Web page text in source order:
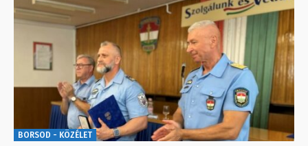
BORSOD - KÖZÉLET